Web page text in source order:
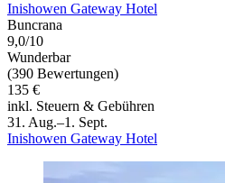
Inishowen Gateway Hotel
Buncrana
9,0/10
Wunderbar
(390 Bewertungen)
135 €
inkl. Steuern & Gebühren
31. Aug.–1. Sept.
Inishowen Gateway Hotel